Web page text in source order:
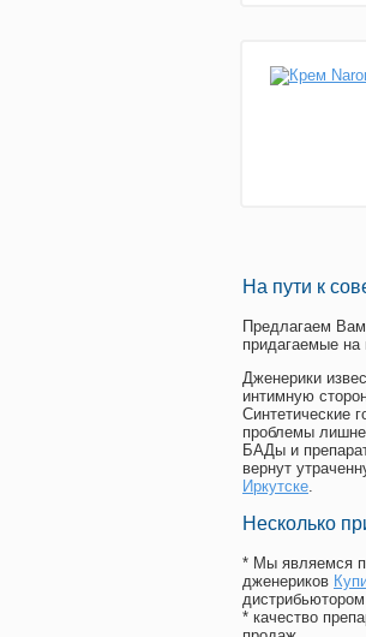
На пути к
Предлагаем
придагаемые
Дженерики
интимную
Синтетические
проблемы
БАДы и
вернут
Иркутске.
Несколько
* Мы являемся
дженериков
* качество